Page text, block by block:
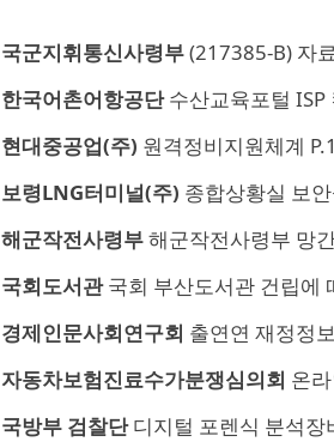
국군지휘통신사령부(217385-B) 자
한국어촌어항공단수산교육포털 ISP
현대중공업(주) 원격정비지원체계
보령LNG터미널(주) 종합상황실 보
해군작전사령부해군작전사령부 망
국회도서관국회 부산도서관 건립에
경제인문사회연구회 출연연 재정정
자동차보험진료수가분쟁심의회 온
국방부 검찰단디지털 포렌식 분석장